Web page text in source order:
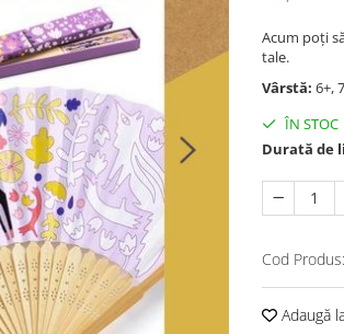
Acum poți
tale.
Vârstă: 6+,
ÎN STOC
Durată de
Cod Produs:
Adaugă